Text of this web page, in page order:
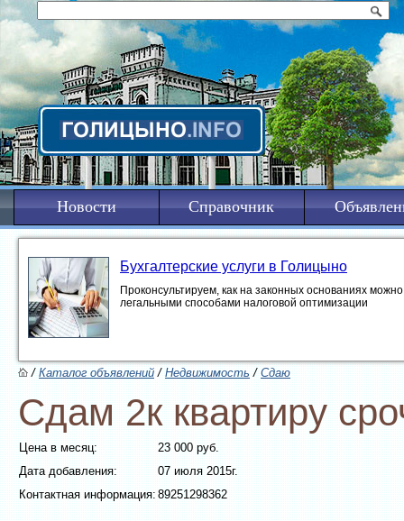
Новости Справочник
Бухгалтерские услуги в Голицыно
Проконсультируем, как на законных основаниях
легальными способами налоговой оптимизации
/Каталог объявлений/Недвижимость/Сдаю
Сдам 2к квартиру
Цена в месяц:
23 000 руб.
Дата добавления:
07 июля 2015г.
Контактная информация:89251298362